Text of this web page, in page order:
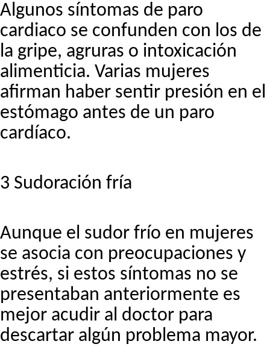
Algunos síntomas de paro
cardiaco se confunden con los de
la gripe, agruras o intoxicación
alimenticia. Varias mujeres
afirman haber sentir presión en el
estómago antes de un paro
cardíaco.
3 Sudoración fría
Aunque el sudor frío en mujeres
se asocia con preocupaciones y
estrés, si estos síntomas no se
presentaban anteriormente es
mejor acudir al doctor para
descartar algún problema mayor.